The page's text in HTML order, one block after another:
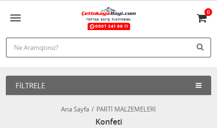
0
FILTRELE
Ana Sayfa PARTİ MALZEMELERİ
Konfeti